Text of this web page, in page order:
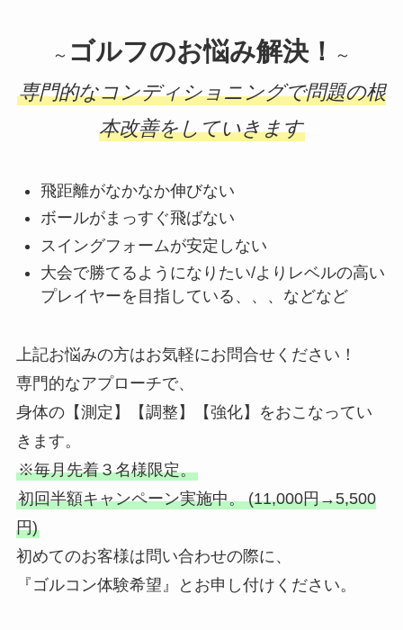
～ ゴルフのお悩み解決！ ～
専門的なコンディショニングで問題の根
本改善をしていきます
飛距離がなかなか伸びない
ボールがまっすぐ飛ばない
スイングフォームが安定しない
大会で勝てるようになりたい/よりレベルの高い
プレイヤーを目指している、、、などなど
上記お悩みの方はお気軽にお問合せください！
専門的なアプローチで、
身体の【測定】【調整】【強化】をおこなってい
きます。
※毎月先着３名様限定。
初回半額キャンペーン実施中。 (11,000円→5,500
円)
初めてのお客様は問い合わせの際に、
『ゴルコン体験希望』とお申し付けください。